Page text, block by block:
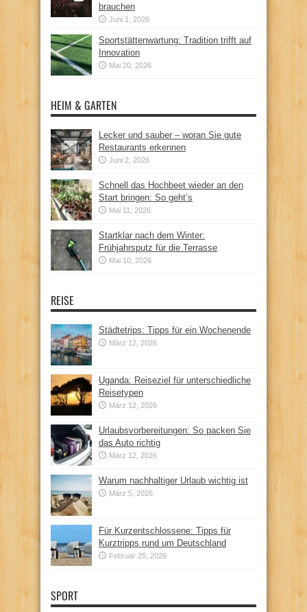
brauchen
Juni 1, 2026
Sportstättenwartung: Tradition trifft auf
Innovation
Mai 20, 2026
HEIM & GARTEN
Lecker und sauber – woran Sie gute
Restaurants erkennen
Juni 2, 2026
Schnell das Hochbeet wieder an den
Start bringen: So geht’s
Mai 11, 2026
Startklar nach dem Winter:
Frühjahrsputz für die Terrasse
Mai 10, 2026
REISE
Städtetrips: Tipps für ein Wochenende
März 12, 2026
Uganda: Reiseziel für unterschiedliche
Reisetypen
März 12, 2026
Urlaubsvorbereitungen: So packen Sie
das Auto richtig
März 12, 2026
Warum nachhaltiger Urlaub wichtig ist
März 5, 2026
Für Kurzentschlossene: Tipps für
Kurztripps rund um Deutschland
Februar 25, 2026
SPORT